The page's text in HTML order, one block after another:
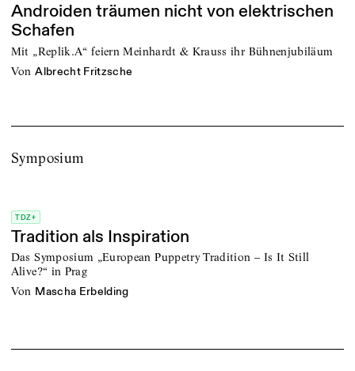
Androiden träumen nicht von elektrischen
Schafen
Mit „Replik.A“ feiern Meinhardt & Krauss ihr Bühnenjubiläum
von Albrecht Fritzsche
Symposium
TDZ+
Tradition als Inspiration
Das Symposium „European Puppetry Tradition – Is It Still
Alive?“ in Prag
von Mascha Erbelding